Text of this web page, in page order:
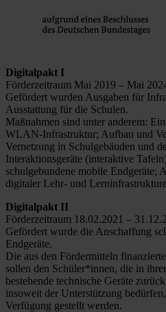
Digitalpakt I
Förderzeitraum Mai 2019 – Mai
Gefördert wurden Ausgaben für
Ausstattung für die Schulen.
Maßnahmen sind unter anderem:
WLAN-Infrastruktur; Aufbau und
Vernetzung in Schulgebäuden und
Interaktionsgeräte (interaktive
schulgebundene mobile Endgeräte;
digitaler Lehr- und
Digitalpakt II
Förderzeitraum 18.02.2021 –
Gefördert wurde die Anschaffung
Endgeräte.
Die aus den Fördermitteln
sollen den Schüler*innen, die in
bestehende technische Geräte
insoweit der Unterstützung
Verfügung gestellt werden.